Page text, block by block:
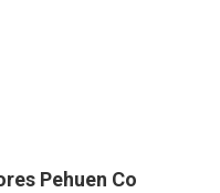
Pehuen Co